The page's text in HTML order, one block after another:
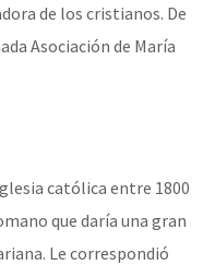
de los cristianos. De
Asociación de María
católica entre 1800
que daría una gran
Le correspondió